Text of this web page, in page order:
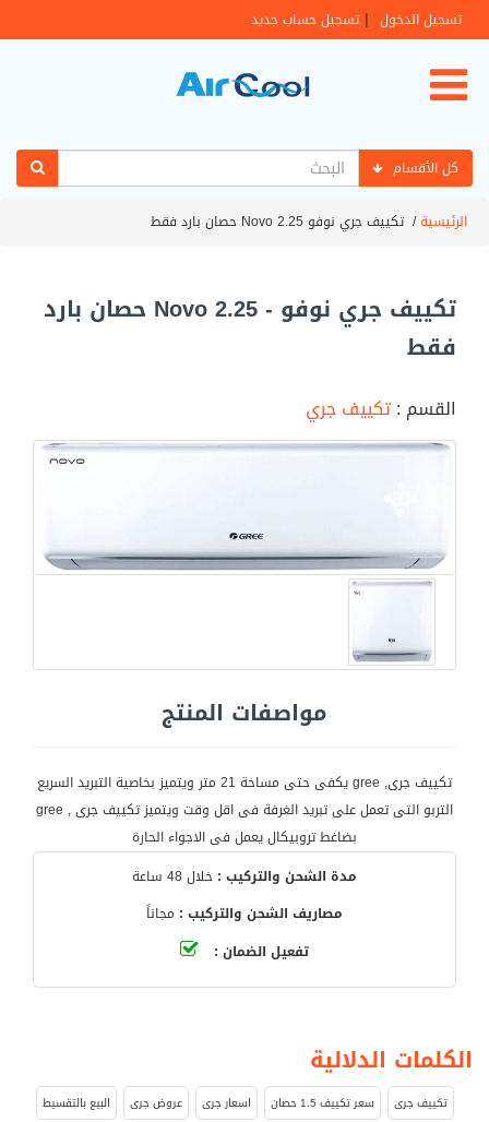
تسجيل الدخول | تسجيل حساب جديد
كل الأقسام
الرئيسية/تكييف جري نوفو Novo 2.25 حصان بارد فقط
تكييف جري نوفو - Novo 2.25 حصان بارد
فقط
القسم :تكييف جري
مواصفات المنتج
تكييف جرى, gree يكفى حتى مساحة 21 متر ويتميز بخاصية التبريد السريع
التربو التى تعمل على تبريد الغرفة فى اقل وقت ويتميز تكييف جرى , gree
بضاغط تروبيكال يعمل فى الاجواء الحارة
مدة الشحن والتركيب : خلال 48 ساعة
مصاريف الشحن والتركيب : مجاناً
تفعيل الضمان :
الكلمات الدلالية
تكييف جرى سعر تكييف 1.5 حصان اسعار جرى عروض جرى
البيع بالتقسيط